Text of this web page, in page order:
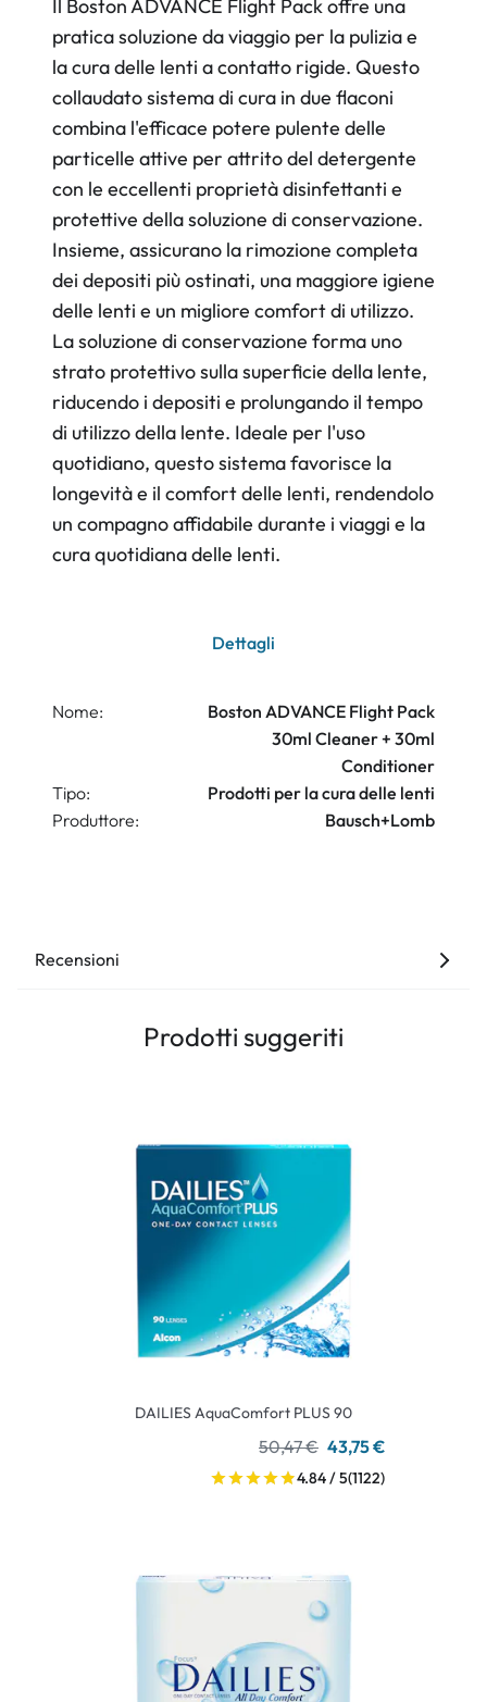
Il Boston ADVANCE Flight Pack offre una
pratica soluzione da viaggio per la pulizia e
la cura delle lenti a contatto rigide. Questo
collaudato sistema di cura in due flaconi
combina l'efficace potere pulente delle
particelle attive per attrito del detergente
con le eccellenti proprietà disinfettanti e
protettive della soluzione di conservazione.
Insieme, assicurano la rimozione completa
dei depositi più ostinati, una maggiore igiene
delle lenti e un migliore comfort di utilizzo.
La soluzione di conservazione forma uno
strato protettivo sulla superficie della lente,
riducendo i depositi e prolungando il tempo
di utilizzo della lente. Ideale per l'uso
quotidiano, questo sistema favorisce la
longevità e il comfort delle lenti, rendendolo
un compagno affidabile durante i viaggi e la
cura quotidiana delle lenti.
Dettagli
Nome:
Boston ADVANCE Flight Pack
30ml Cleaner + 30ml
Conditioner
Tipo:
Prodotti per la cura delle lenti
Produttore:
Bausch+Lomb
Recensioni
Prodotti suggeriti
DAILIES AquaComfort PLUS 90
50,47 € 43,75 €
4.84 / 5(1122)